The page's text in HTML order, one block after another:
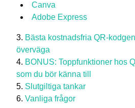
Canva
Adobe Express
Bästa kostnadsfria QR-
överväga
BONUS: Toppfunktioner hos
som du bör känna till
Slutgiltiga tankar
Vanliga frågor